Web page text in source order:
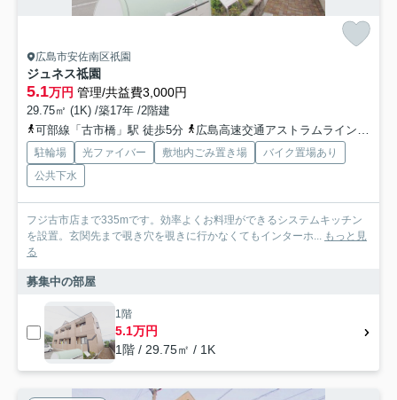
広島市安佐南区祇園
ジュネス祗園
5.1万円 管理/共益費3,000円
29.75㎡ (1K) /築17年 /2階建
可部線「古市橋」駅 徒歩5分
広島高速交通アストラムライン「中筋」駅 徒歩21分
駐輪場 光ファイバー 敷地内ごみ置き場
バイク置場あり
公共下水
フジ古市店まで335mです。効率よくお料理ができるシステムキッチン
を設置。玄関先まで覗き穴を覗きに行かなくてもインターホ... もっと見
る
募集中の部屋
1階
5.1万円
1階 / 29.75㎡ / 1K